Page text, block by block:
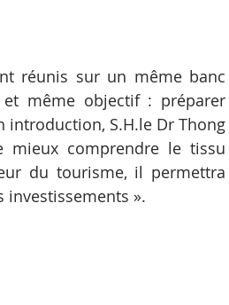
réunis sur un même banc
même objectif : préparer
introduction, S.H.le Dr Thong
comprendre le tissu
du tourisme, il permettra
».